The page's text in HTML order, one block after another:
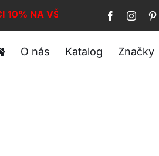
10% NA VŠE!
O nás Katalog Značky